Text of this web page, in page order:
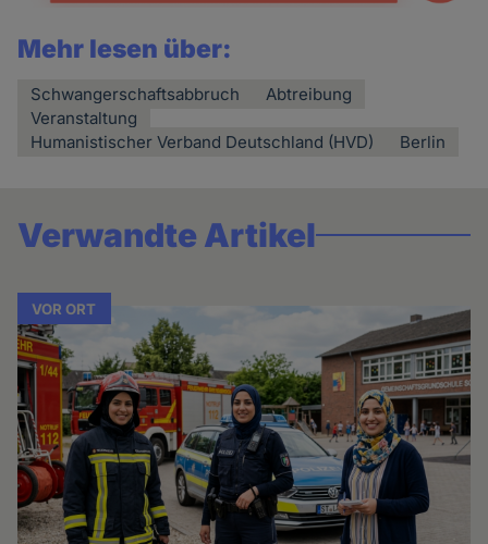
Mehr lesen über:
Schwangerschaftsabbruch
Abtreibung
Veranstaltung
Humanistischer Verband Deutschland (HVD)
Berlin
Verwandte Artikel
VOR ORT